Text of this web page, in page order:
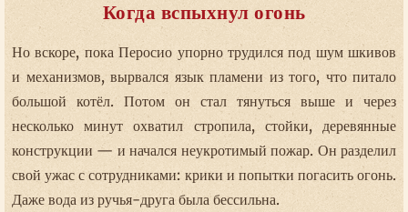
Когда вспыхнул огонь
Но вскоре, пока Перосио упорно трудился под шум шкивов
и механизмов, вырвался язык пламени из того, что питало
большой котёл. Потом он стал тянуться выше и через
несколько минут охватил стропила, стойки, деревянные
конструкции — и начался неукротимый пожар. Он разделил
свой ужас с сотрудниками: крики и попытки погасить огонь.
Даже вода из ручья-друга была бессильна.